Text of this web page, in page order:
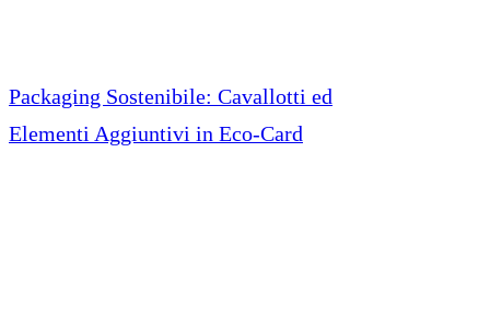
Packaging Sostenibile: Cavallotti ed
Elementi Aggiuntivi in Eco-Card